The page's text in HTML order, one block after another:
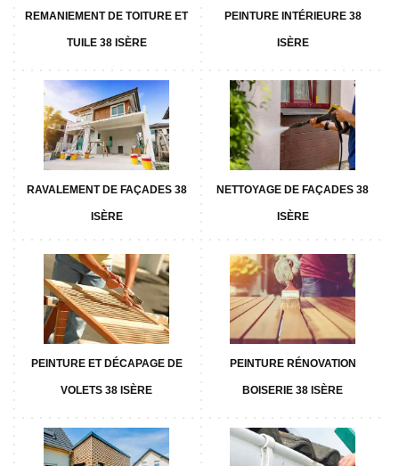
REMANIEMENT DE TOITURE ET
TUILE 38 ISÈRE
PEINTURE INTÉRIEURE 38
ISÈRE
RAVALEMENT DE FAÇADES 38
ISÈRE
NETTOYAGE DE FAÇADES 38
ISÈRE
PEINTURE ET DÉCAPAGE DE
VOLETS 38 ISÈRE
PEINTURE RÉNOVATION
BOISERIE 38 ISÈRE